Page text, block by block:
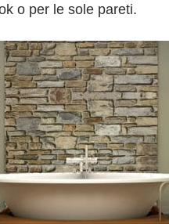
o per le sole pareti.